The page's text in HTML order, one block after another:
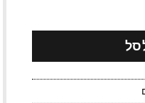
מלבלב